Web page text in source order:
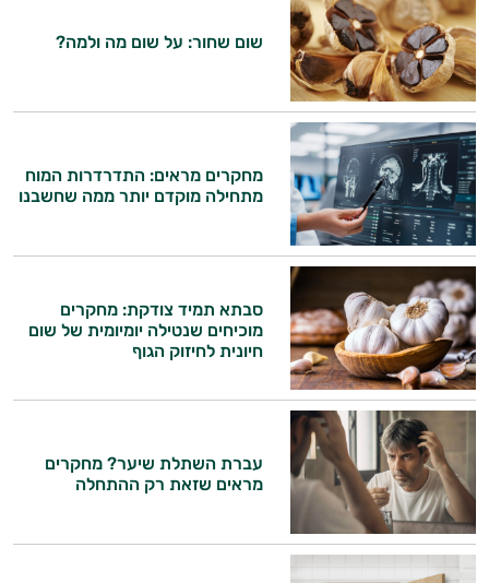
שום שחור: על שום מה ולמה?
מחקרים מראים: התדרדרות המוח
מתחילה מוקדם יותר ממה שחשבנו
סבתא תמיד צודקת: מחקרים
מוכיחים שנטילה יומיומית של שום
חיונית לחיזוק הגוף
עברת השתלת שיער? מחקרים
מראים שזאת רק ההתחלה
אני כאן כדי לעזור לך להתאים את תוספי
התזונה ומוצרי הבריאות המדויקים למטרות
ולמצב הגופני שלך, ולהסביר לך אילו רכיבים
עובדים יחד כדי למקסם תוצאות גם בחיי היום
יום וגם בתחום הכושר והספורט.
המטרה שלי היא להתאים עבורך המלצות
אישיות מבוססות מדעית.
זה הזמן להתחיל. איך אוכל לעזור?